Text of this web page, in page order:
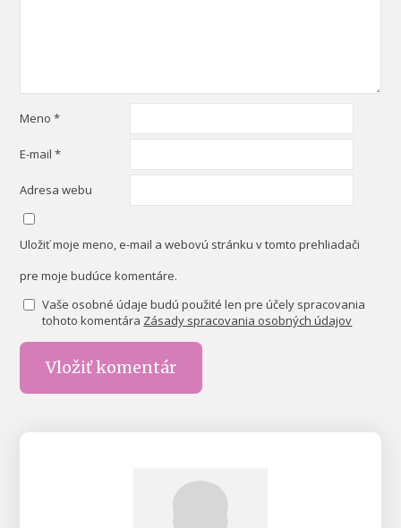
Meno*
E-mail*
Adresa webu
Uložiť moje meno, e-mail a webovú stránku v tomto prehliadači
pre moje budúce komentáre.
Vaše osobné údaje budú použité len pre účely spracovania
tohoto komentára Zásady spracovania osobných údajov